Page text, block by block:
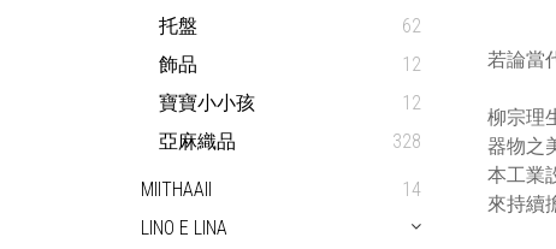
托盤
62
飾品
12
寶寶小小孩
12
亞麻織品
328
MIITHAAII
14
LINO E LINA
若論當
柳宗理
器物之
本工業
來持續